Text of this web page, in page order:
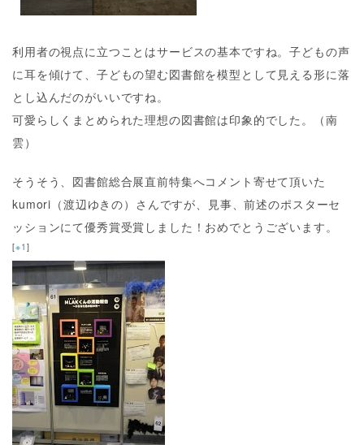
利用者の視点に立つことはサービスの基本ですね。子どもの声
に耳を傾けて、子どもの望む図書館を模型として見える形に落
とし込んだのがいいですね。
可愛らしくまとめられた理想の図書館は印象的でした。（南
雲）
そうそう、図書館総合展直前特集へコメント寄せて頂いた
kumori（渡辺ゆきの）さんですが、見事、前述のポスターセ
ッションにて優秀賞受賞しました！おめでとうございます。
[※1 ]